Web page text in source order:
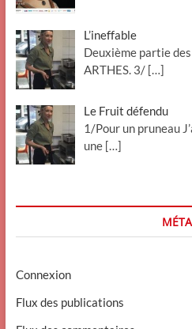
L’ineffable
Deuxième partie
ARTHES. 3/ […]
Le Fruit défendu
1/Pour un pruneau
une […]
MÉTA
Connexion
Flux des publications